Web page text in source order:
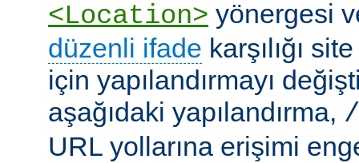
<Location> yönergesi
düzenli ifade karşılığı
için yapılandırmayı
aşağıdaki yapılandırma,
URL yollarına erişimi